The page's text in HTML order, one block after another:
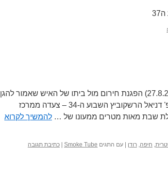
ארגוני המאבק בדיקטטורה קיימו הערב (27.8.2023) הפגנת חירום מול ביתו של האיש שאמור להגן
על עובדי המדינה – נציב שירות המדינה פרופ' דניאל הרשקוביץ השבוע ה-34 – צעדה ממרכז
שבת מאות מטרים ממעונו של … להמשיך לקרוא
, חיפה, רודן עם התגים Smoke Tube כתיבת תגובה